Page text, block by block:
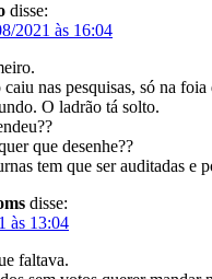
disse:
2021 às 16:04
caiu nas pesquisas, só na foia
O ladrão tá solto.
que desenhe??
tem que ser auditadas e
disse:
às 13:04
faltava.